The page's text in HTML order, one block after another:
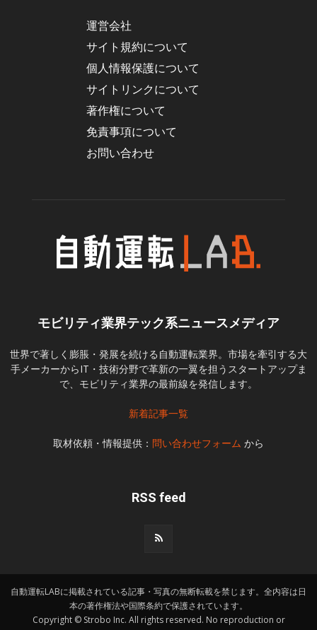
運営会社
サイト規約について
個人情報保護について
サイトリンクについて
著作権について
免責事項について
お問い合わせ
モビリティ業界テック系ニュースメディア
世界で著しく膨脹・発展を続ける自動運転業界。市場を牽引する大
手メーカーからIT・技術分野で革新の一翼を担うスタートアップま
で、モビリティ業界の最前線を発信します。
新着記事一覧
取材依頼・情報提供： 問い合わせフォーム から
RSS feed
自動運転LABに掲載されている記事・写真の無断転載を禁じます。全内容は日
本の著作権法や国際条約で保護されています。
Copyright © Strobo Inc. All rights reserved. No reproduction or